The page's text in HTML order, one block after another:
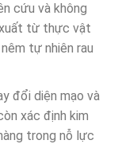
cứu và không
từ thực vật
tự nhiên rau
đổi diện mạo và
xác định kim
trong nỗ lực